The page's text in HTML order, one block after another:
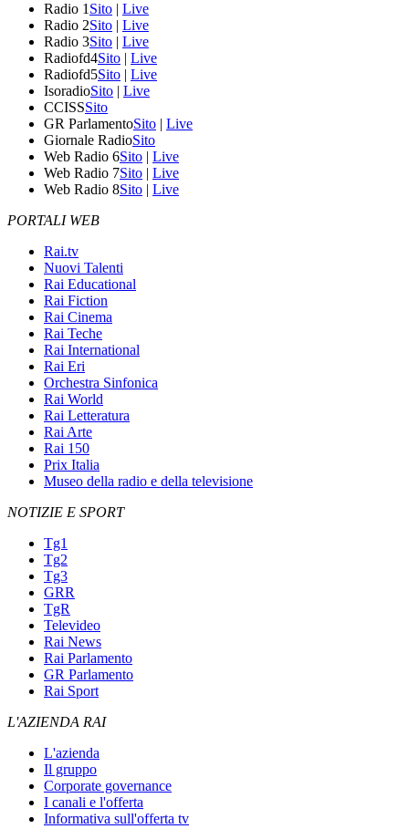
Radio 1 Sito | Live
Radio 2Sito | Live
Radio 3Sito | Live
Radiofd4Sito | Live
Radiofd5Sito | Live
IsoradioSito | Live
CCISSSito
GR ParlamentoSito | Live
Giornale RadioSito
Web Radio 6Sito | Live
Web Radio 7Sito | Live
Web Radio 8Sito | Live
PORTALI WEB
Rai.tv
Nuovi Talenti
Rai Educational
Rai Fiction
Rai Cinema
Rai Teche
Rai International
Rai Eri
Orchestra Sinfonica
Rai World
Rai Letteratura
Rai Arte
Rai 150
Prix Italia
Museo della radio e della televisione
NOTIZIE E SPORT
Tg1
Tg2
Tg3
GRR
TgR
Televideo
Rai News
Rai Parlamento
GR Parlamento
Rai Sport
L'AZIENDA RAI
L'azienda
Il gruppo
Corporate governance
I canali e l'offerta
Informativa sull'offerta tv